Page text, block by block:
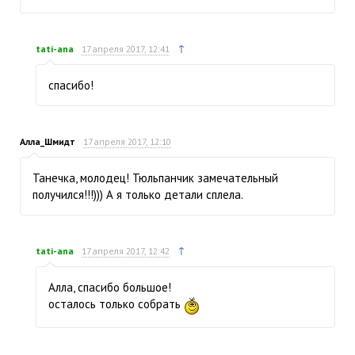
tati-ana 17 апреля 2017, 12:41 ↑
спасибо!
Алла_Шмидт 17 апреля 2017, 12:10
Танечка, молодец! Тюльпанчик замечательный
получился!!!))) А я только детали сплела.
tati-ana 17 апреля 2017, 12:42 ↑
Алла, спасибо большое!
осталось только собрать